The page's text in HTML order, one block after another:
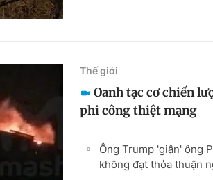
Thế giới
Oanh tạc cơ chiến
phi công thiệt mạng
Ông Trump 'giận' ông
không đạt thỏa thuận